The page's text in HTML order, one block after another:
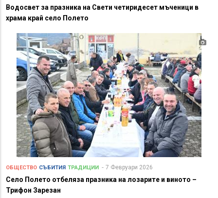
Водосвет за празника на Свети четиридесет мъченици в
храмa край село Полето
ОБЩЕСТВО СЪБИТИЯ ТРАДИЦИИ 7 Февруари 2026
Село Полето отбеляза празника на лозарите и виното –
Трифон Зарезан